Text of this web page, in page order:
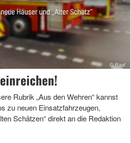
Rubrik „Aus den Wehren“ kannst
zu neuen Einsatzfahrzeugen,
Schätzen“ direkt an die Redaktion